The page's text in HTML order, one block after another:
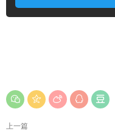
上一篇